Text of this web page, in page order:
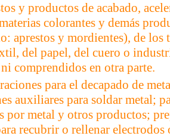
y productos de acabado,
colorantes y demás
aprestos y mordientes), de los
del papel, del cuero o
comprendidos en otra parte.
para el decapado de
auxiliares para soldar metal;
por metal y otros productos;
recubrir o rellenar electrodos